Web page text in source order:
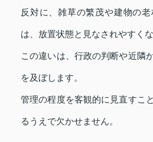
反対に、雑草の繁茂や建物の
は、放置状態と見なされやすくな
この違いは、行政の判断や近隣
を及ぼします。
管理の程度を客観的に見直すこ
るうえで欠かせません。